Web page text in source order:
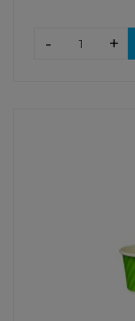
+
-